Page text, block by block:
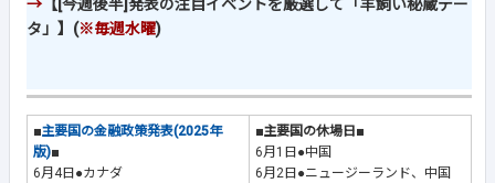
→ 【[今週後半]発表の注目イベントを厳選して「羊飼い秘蔵デー
タ」】(※毎週水曜)
■主要国の金融政策発表(2025年
版)■
6月4日●カナダ
■主要国の休場日■
6月1日●中国
6月2日●ニュージーランド、中国